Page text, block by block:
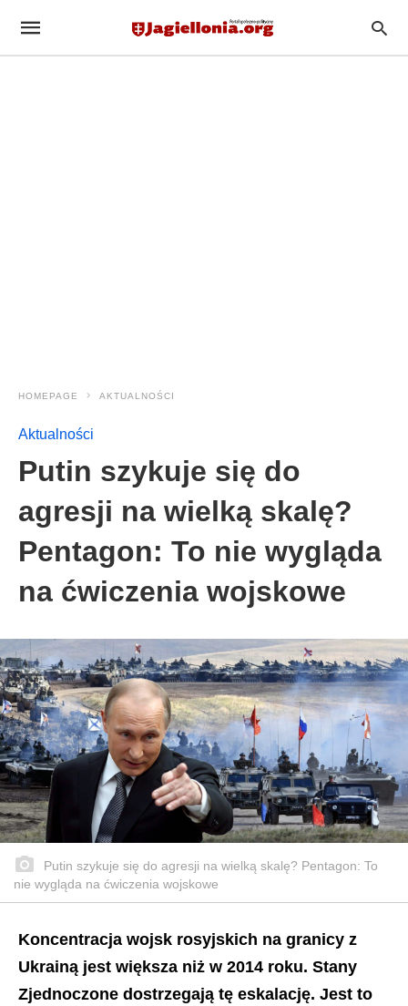
HOMEPAGE AKTUALNOŚCI
Aktualności
Putin szykuje się do
agresji na wielką skalę?
Pentagon: To nie wygląda
na ćwiczenia wojskowe
Putin szykuje się do agresji na wielką skalę? Pentagon: To
nie wygląda na ćwiczenia wojskowe
Koncentracja wojsk rosyjskich na granicy z
Ukrainą jest większa niż w 2014 roku. Stany
Zjednoczone dostrzegają tę eskalację. Jest to